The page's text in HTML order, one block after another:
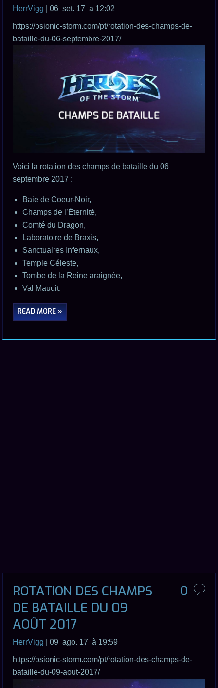
HerrVigg | 06 set. 17 à 12:02
https://psionic-storm.com/pt/rotation-des-champs-de-
bataille-du-06-septembre-2017/
Voici la rotation des champs de bataille du 06
septembre 2017 :
Baie de Coeur-Noir,
Champs de l’Éternité,
Comté du Dragon,
Laboratoire de Braxis,
Sanctuaires Infernaux,
Temple Céleste,
Tombe de la Reine araignée,
Val Maudit.
READ MORE »
ROTATION DES CHAMPS
DE BATAILLE DU 09
AOÛT 2017
0
HerrVigg | 09 ago. 17 à 19:59
https://psionic-storm.com/pt/rotation-des-champs-de-
bataille-du-09-aout-2017/